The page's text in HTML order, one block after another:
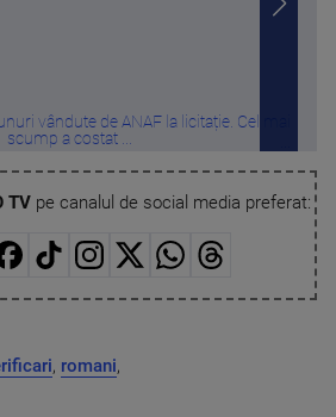
vândute de ANAF la licitație. Cel mai
scump a costat ...
TVpe canalul de social media preferat:
, romani,